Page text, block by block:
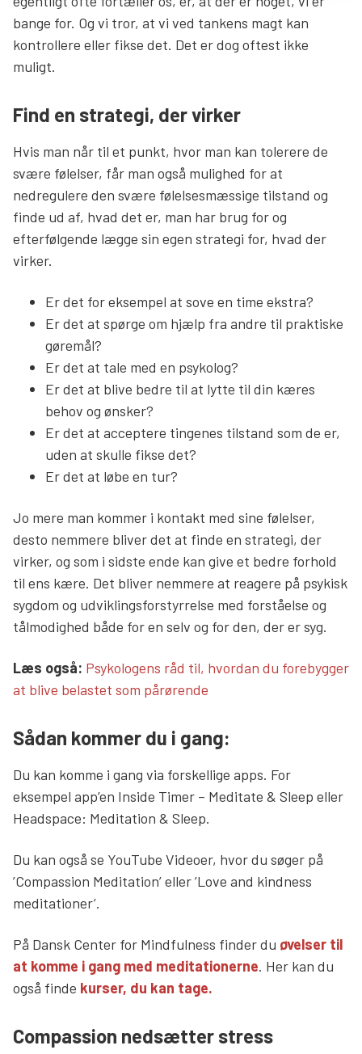
bange for. Og vi tror, at vi ved tankens magt kan
kontrollere eller fikse det. Det er dog oftest ikke
muligt.
Find en strategi, der virker
Hvis man når til et punkt, hvor man kan tolerere de
svære følelser, får man også mulighed for at
nedregulere den svære følelsesmæssige tilstand og
finde ud af, hvad det er, man har brug for og
efterfølgende lægge sin egen strategi for, hvad der
virker.
Er det for eksempel at sove en time ekstra?
Er det at spørge om hjælp fra andre til praktiske
gøremål?
Er det at tale med en psykolog?
Er det at blive bedre til at lytte til din kæres
behov og ønsker?
Er det at acceptere tingenes tilstand som de er,
uden at skulle fikse det?
Er det at løbe en tur?
Jo mere man kommer i kontakt med sine følelser,
desto nemmere bliver det at finde en strategi, der
virker, og som i sidste ende kan give et bedre forhold
til ens kære. Det bliver nemmere at reagere på psykisk
sygdom og udviklingsforstyrrelse med forståelse og
tålmodighed både for en selv og for den, der er syg.
Læs mere links
Læs også: Psykologens råd til, hvordan du forebygger
at blive belastet som pårørende
Sådan kommer du i gang:
Du kan komme i gang via forskellige apps. For
eksempel app’en Inside Timer – Meditate & Sleep eller
Headspace: Meditation & Sleep.
Du kan også se YouTube Videoer, hvor du søger på
’Compassion Meditation’ eller ’Love and kindness
meditationer’.
På Dansk Center for Mindfulness finder du øvelser til
at komme i gang med meditationerne. Her kan du
også finde kurser, du kan tage.
Compassion nedsætter stress